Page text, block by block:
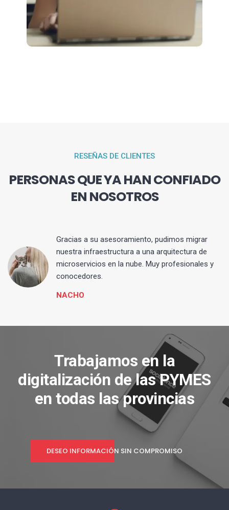
RESEÑAS DE CLIENTES
PERSONAS QUE YA HAN CONFIADO
EN NOSOTROS
Gracias a su asesoramiento, pudimos migrar
nuestra infraestructura a una arquitectura de
microservicios en la nube. Muy profesionales y
conocedores.
NACHO
Trabajamos en la
digitalización de las PYMES
en todas las provincias
DESEO INFORMACIÓN SIN COMPROMISO